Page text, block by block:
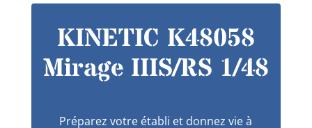
KINETIC K48058
Mirage IIIS/RS 1/48
Préparez votre établi et donnez vie à